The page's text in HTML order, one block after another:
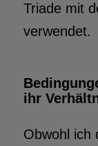
Triade mit
verwendet.
ihr
Obwohl ich